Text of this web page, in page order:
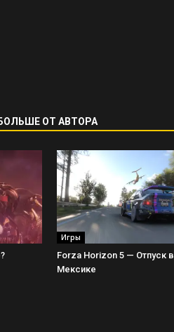
БОЛЬШЕ ОТ АВТОРА
Игры
Forza Horizon 5 — Отпуск в
Мексике